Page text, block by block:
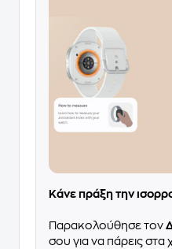
Κάνε πράξη την
Παρακολούθησε τον
σου για να πάρεις στα